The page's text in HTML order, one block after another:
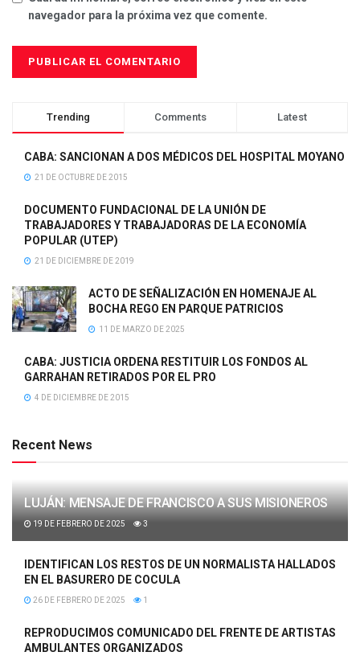
navegador para la próxima vez que comente.
Trending Comments Latest
CABA: SANCIONAN A DOS MÉDICOS DEL HOSPITAL MOYANO
21 DE OCTUBRE DE 2015
DOCUMENTO FUNDACIONAL DE LA UNIÓN DE
TRABAJADORES Y TRABAJADORAS DE LA ECONOMÍA
POPULAR (UTEP)
21 DE DICIEMBRE DE 2019
ACTO DE SEÑALIZACIÓN EN HOMENAJE AL
BOCHA REGO EN PARQUE PATRICIOS
11 DE MARZO DE 2025
CABA: JUSTICIA ORDENA RESTITUIR LOS FONDOS AL
GARRAHAN RETIRADOS POR EL PRO
4 DE DICIEMBRE DE 2015
Recent News
LUJÁN: MENSAJE DE FRANCISCO A SUS MISIONEROS
19 DE FEBRERO DE 2025 3
IDENTIFICAN LOS RESTOS DE UN NORMALISTA HALLADOS
EN EL BASURERO DE COCULA
26 DE FEBRERO DE 2025 1
REPRODUCIMOS COMUNICADO DEL FRENTE DE ARTISTAS
AMBULANTES ORGANIZADOS